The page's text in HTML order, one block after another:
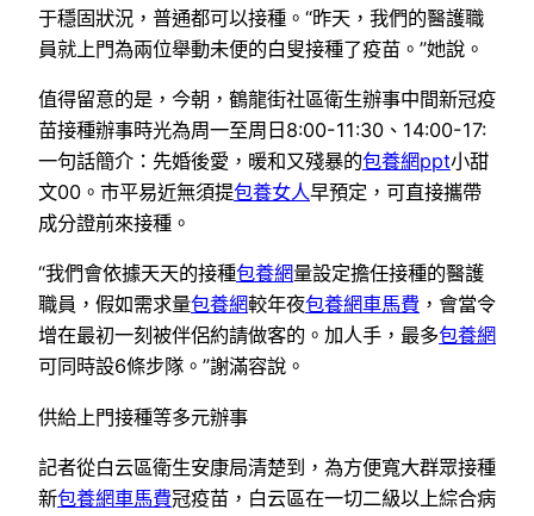
于穩固狀況，普通都可以接種。“昨天，我們的醫護職
員就上門為兩位舉動未便的白叟接種了疫苗。”她說。
值得留意的是，今朝，鶴龍街社區衛生辦事中間新冠疫
苗接種辦事時光為周一至周日8:00-11:30、14:00-17:
一句話簡介：先婚後愛，暖和又殘暴的包養網ppt小甜
文00。市平易近無須提包養女人早預定，可直接攜帶
成分證前來接種。
“我們會依據天天的接種包養網量設定擔任接種的醫護
職員，假如需求量包養網較年夜包養網車馬費 ，會當令
增在最初一刻被伴侶約請做客的。加人手，最多包養網
可同時設6條步隊。”謝滿容說。
供給上門接種等多元辦事
記者從白云區衛生安康局清楚到，為方便寬大群眾接種
新包養網車馬費冠疫苗，白云區在一切二級以上綜合病